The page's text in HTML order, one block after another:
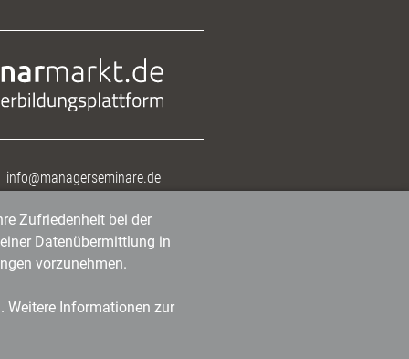
info@managerseminare.de
Zufriedenheit bei der
Datenübermittlung in
vorzunehmen.
Weitere Informationen zur